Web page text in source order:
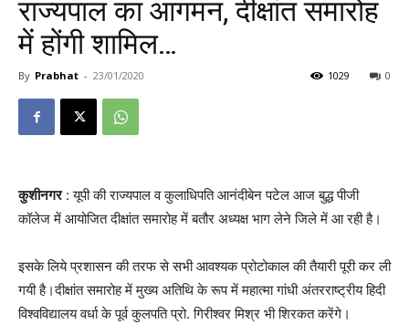
राज्यपाल का आगमन, दीक्षांत समारोह
में होंगी शामिल…
By Prabhat - 23/01/2020 0
1029
कुशीनगर: यूपी की राज्यपाल व कुलाधिपति आनंदीबेन पटेल आज बुद्ध पीजी
कॉलेज में आयोजित दीक्षांत समारोह में बतौर अध्यक्ष भाग लेने जिले में आ रही है।
इसके लिये प्रशासन की तरफ से सभी आवश्यक प्रोटोकाल की तैयारी पूरी कर ली
गयी है।दीक्षांत समारोह में मुख्य अतिथि के रूप में महात्मा गांधी अंतरराष्ट्रीय हिदी
विश्वविद्यालय वर्धा के पूर्व कुलपति प्रो. गिरीश्वर मिश्र भी शिरकत करेंगे।